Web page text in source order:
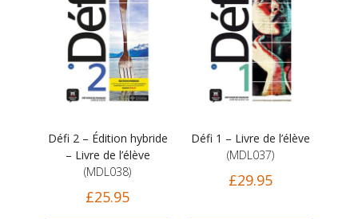
Défi 2 – Édition hybride
– Livre de l’élève
(MDL038)
£25.95
Défi 1 – Livre de l’élève
(MDL037)
£29.95